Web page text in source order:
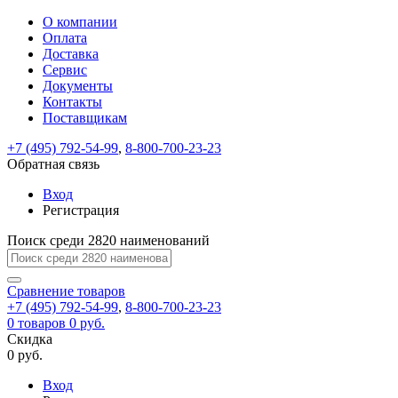
ВходРегистрация
test@example.com
отправлена
по
ней
завершения
регистрации.
Ок
Запомнить
меня
Забыли
Восстановление
пароля
Заполните
форму.
Мы
отправим
ссылку
указанный
электронный
перейдя
по
которой
вы
задать
На
вашу
почту
test@test.ru
ссылка.
Перейдите
по
для
смены
пароля.
Введите
новый
пароль
Сменить
Пароль
успешно
восстановлен
Обратная
связь
Сообщение
пользовательского
сообщение
успешно
отправлено.
О компании
Оплата
Доставка
Сервис
Документы
Контакты
Поставщикам
+7 (495) 792-54-99, 8-800-700-23-23
Обратная связь
Вход
Регистрация
Поиск среди 2820 наименований
Сравнение товаров
+7 (495) 792-54-99, 8-800-700-23-23
0 товаров 0 руб.
Скидка
0 руб.
Вход